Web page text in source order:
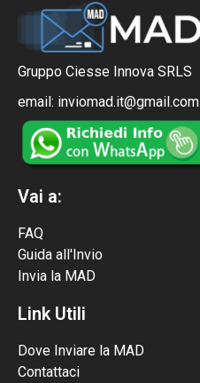
Gruppo Ciesse Innova SRLS
email: inviomad.it@gmail.com
Vai a:
FAQ
Guida all'Invio
Invia la MAD
Link Utili
Dove Inviare la MAD
Contattaci